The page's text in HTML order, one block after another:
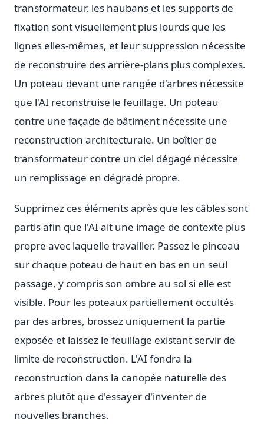
transformateur, les haubans et les supports de
fixation sont visuellement plus lourds que les
lignes elles-mêmes, et leur suppression nécessite
de reconstruire des arrière-plans plus complexes.
Un poteau devant une rangée d'arbres nécessite
que l'AI reconstruise le feuillage. Un poteau
contre une façade de bâtiment nécessite une
reconstruction architecturale. Un boîtier de
transformateur contre un ciel dégagé nécessite
un remplissage en dégradé propre.
Supprimez ces éléments après que les câbles sont
partis afin que l'AI ait une image de contexte plus
propre avec laquelle travailler. Passez le pinceau
sur chaque poteau de haut en bas en un seul
passage, y compris son ombre au sol si elle est
visible. Pour les poteaux partiellement occultés
par des arbres, brossez uniquement la partie
exposée et laissez le feuillage existant servir de
limite de reconstruction. L'AI fondra la
reconstruction dans la canopée naturelle des
arbres plutôt que d'essayer d'inventer de
nouvelles branches.